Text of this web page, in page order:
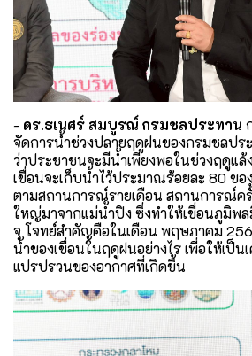
- ดร.ธเนศร์ สมบูรณ์ กรมชลประทาน
จัดการน้ำช่วงปลายฤดูฝนของกรมชลปร
ว่าประชาชนจะมีน้ำเพียงพอในช่วงฤดูแล้
เขื่อนจะเก็บน้ำไว้ประมาณร้อยละ 80 ข
ตามสถานการณ์รายเดือน สถานการณ์
ใหญ่มาจากแม่น้ำปิง ซึ่งทำให้เขื่อนภูมิพ
จุ โจทย์สำคัญคือในเดือน พฤษภาคม
น้ำของเขื่อนในฤดูฝนอย่างไร เพื่อให้เป็น
แปรปรวนของอากาศที่เกิดขึ้น